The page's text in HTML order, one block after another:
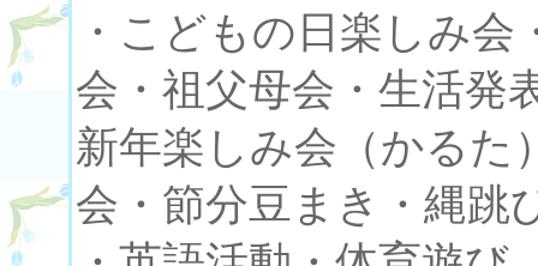
・こどもの日楽しみ
会・祖父母会・生活発
新年楽しみ会（かるた
会・節分豆まき・縄跳